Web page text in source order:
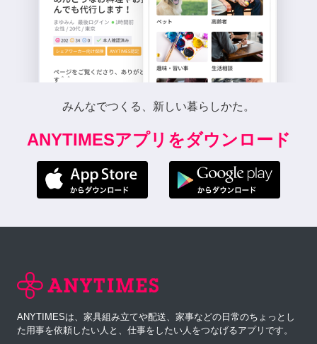
みんなでつくる、新しい暮らしかた。
ANYTIMESアプリをダウンロード
ANYTIMESは、家具組み立てや配送、家事などの日常のちょっとし
た用事を依頼したい人と、仕事をしたい人をつなげるアプリです。